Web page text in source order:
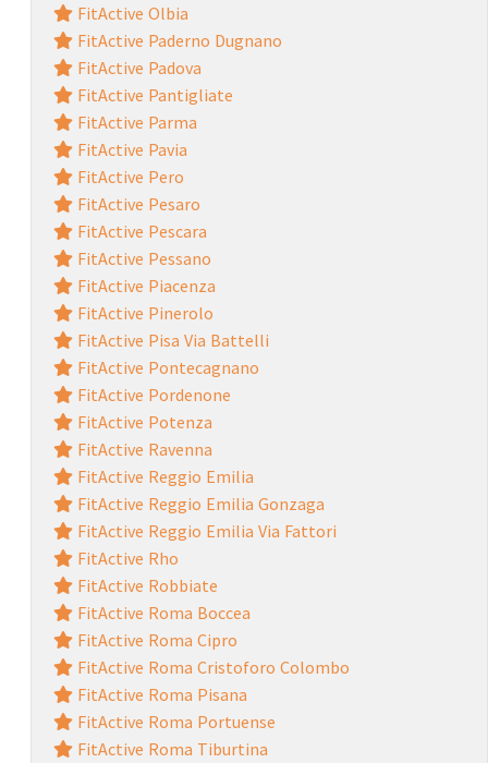
FitActive Olbia
FitActive Paderno Dugnano
FitActive Padova
FitActive Pantigliate
FitActive Parma
FitActive Pavia
FitActive Pero
FitActive Pesaro
FitActive Pescara
FitActive Pessano
FitActive Piacenza
FitActive Pinerolo
FitActive Pisa Via Battelli
FitActive Pontecagnano
FitActive Pordenone
FitActive Potenza
FitActive Ravenna
FitActive Reggio Emilia
FitActive Reggio Emilia Gonzaga
FitActive Reggio Emilia Via Fattori
FitActive Rho
FitActive Robbiate
FitActive Roma Boccea
FitActive Roma Cipro
FitActive Roma Cristoforo Colombo
FitActive Roma Pisana
FitActive Roma Portuense
FitActive Roma Tiburtina